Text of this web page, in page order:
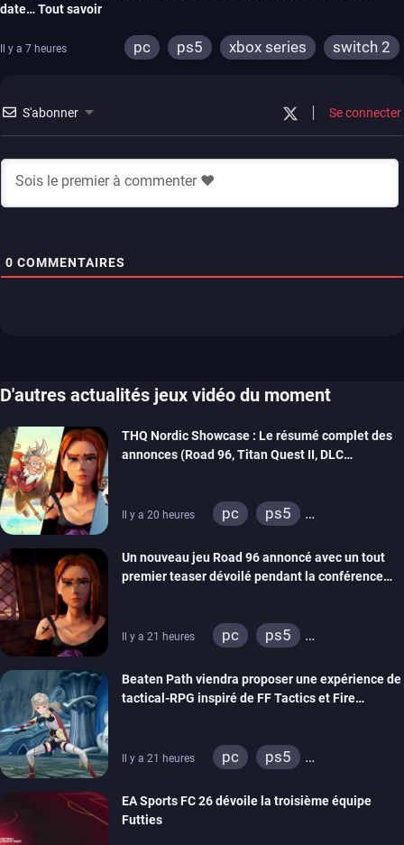
date… Tout savoir
Il y a 7 heures pc ps5 xbox series switch 2
S'abonner Se connecter
0 COMMENTAIRES
D'autres actualités jeux vidéo du moment
THQ Nordic Showcase : Le résumé complet des
annonces (Road 96, Titan Quest II, DLC
Il y a 20 heures pc
ps5
stadia
ps4
xbox one
switch 2
Un nouveau jeu Road 96 annoncé avec un tout
premier teaser dévoilé pendant la conférence
Il y a 21 heures pc
ps5
stadia
ps4
xbox one
Beaten Path viendra proposer une expérience de
tactical-RPG inspiré de FF Tactics et Fire
Il y a 21 heures pc
ps5
EA Sports FC 26 dévoile la troisième équipe
Futties